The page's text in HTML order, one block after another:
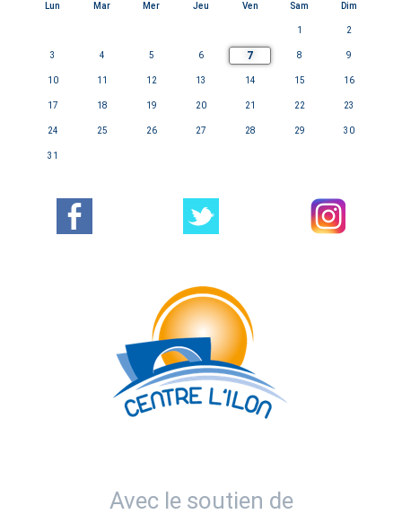
Lun Mar Mer Jeu Ven Sam Dim
1 2
3 4 5 6 7 8 9
10 11 12 13 14 15 16
17 18 19 20 21 22 23
24 25 26 27 28 29 30
31
Avec le soutien de